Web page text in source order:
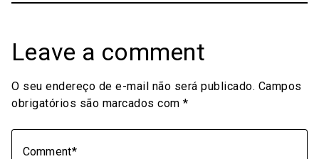
Leave a comment
O seu endereço de e-mail não será publicado. Campos
obrigatórios são marcados com *
Comment